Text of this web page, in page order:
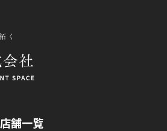
店舗一覧